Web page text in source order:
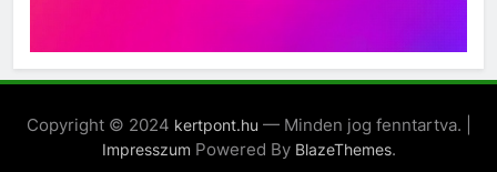
Copyright © 2024 kertpont.hu — Minden jog fenntartva. |
Impresszum Powered By BlazeThemes.